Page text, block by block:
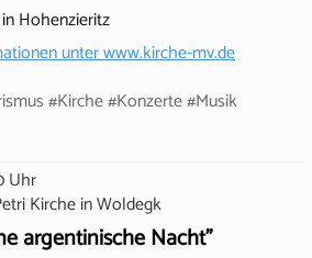
Hohenzieritz
unterwww.kirche-mv.de
#Kirche #Konzerte #Musik
Uhr
KircheinWoldegk
argentinische Nacht"